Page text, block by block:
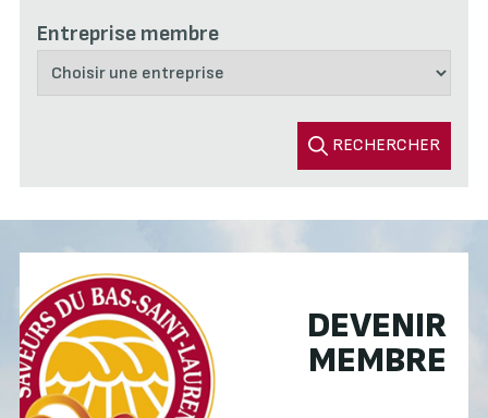
Entreprise membre
RECHERCHER
DEVENIR
MEMBRE